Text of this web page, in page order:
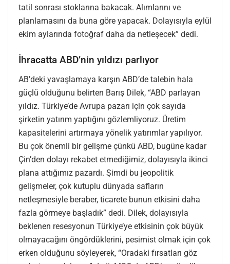
tatil sonrası stoklarına bakacak. Alımlarını ve
planlamasını da buna göre yapacak. Dolayısıyla eylül
ekim aylarında fotoğraf daha da netleşecek” dedi.
İhracatta ABD’nin yıldızı parlıyor
AB’deki yavaşlamaya karşın ABD’de talebin hala
güçlü olduğunu belirten Barış Dilek, “ABD parlayan
yıldız. Türkiye’de Avrupa pazarı için çok sayıda
şirketin yatırım yaptığını gözlemliyoruz. Üretim
kapasitelerini artırmaya yönelik yatırımlar yapılıyor.
Bu çok önemli bir gelişme çünkü ABD, bugüne kadar
Çin’den dolayı rekabet etmediğimiz, dolayısıyla ikinci
plana attığımız pazardı. Şimdi bu jeopolitik
gelişmeler, çok kutuplu dünyada safların
netleşmesiyle beraber, ticarete bunun etkisini daha
fazla görmeye başladık” dedi. Dilek, dolayısıyla
beklenen resesyonun Türkiye’ye etkisinin çok büyük
olmayacağını öngördüklerini, pesimist olmak için çok
erken olduğunu söyleyerek, “Oradaki fırsatları göz